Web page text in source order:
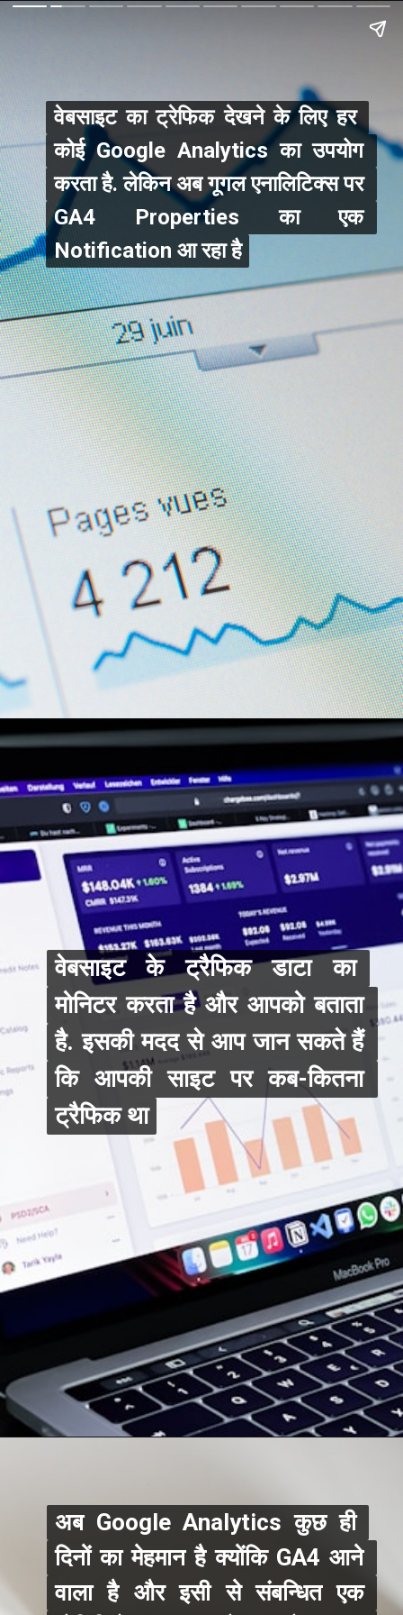
वेबसाइट का ट्रेफिक देखने के लिए हर
कोई Google Analytics का उपयोग
करता है. लेकिन अब गूगल एनालिटिक्स पर
GA4 Properties का एक
Notification आ रहा है
वेबसाइट का ट्रेफिक देखने के लिए हर
कोई Google Analytics का उपयोग
करता है. लेकिन अब गूगल एनालिटिक्स पर
GA4 Properties का एक
Notification आ रहा है
वेबसाइट के ट्रैफिक डाटा का
मोनिटर करता है और आपको बताता
है. इसकी मदद से आप जान सकते हैं
कि आपकी साइट पर कब-कितना
ट्रैफिक था
वेबसाइट के ट्रैफिक डाटा का
मोनिटर करता है और आपको बताता
है. इसकी मदद से आप जान सकते हैं
कि आपकी साइट पर कब-कितना
ट्रैफिक था
अब Google Analytics कुछ ही
दिनों का मेहमान है क्योंकि GA4 आने
वाला है और इसी से संबन्धित एक
अब Google Analytics कुछ ही
दिनों का मेहमान है क्योंकि GA4 आने
वाला है और इसी से संबन्धित एक